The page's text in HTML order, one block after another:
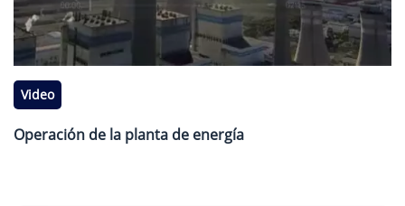
Video
Operación de la planta de energía